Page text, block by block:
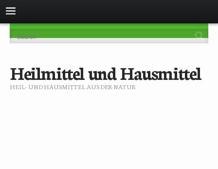
Heilmittel und Hausmittel
HEIL- UND HAUSMITTEL AUS DER NATUR